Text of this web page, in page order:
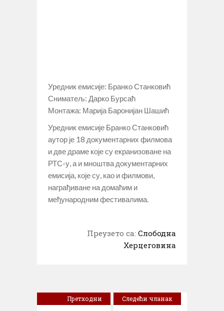
Уредник емисије: Бранко Станковић
Сниматељ: Дарко Бурсаћ
Монтажа: Марија Баронијан Шашић
Уредник емисије Бранко Станковић
аутор је 18 документарних филмова
и две драме које су екранизоване на
РТС-у, а и мноштва документарних
емисија, које су, као и филмови,
награђиване на домаћим и
међународним фестивалима.
Преузето са: Слободна
Херцеговина
Претходни
Следећи чланак